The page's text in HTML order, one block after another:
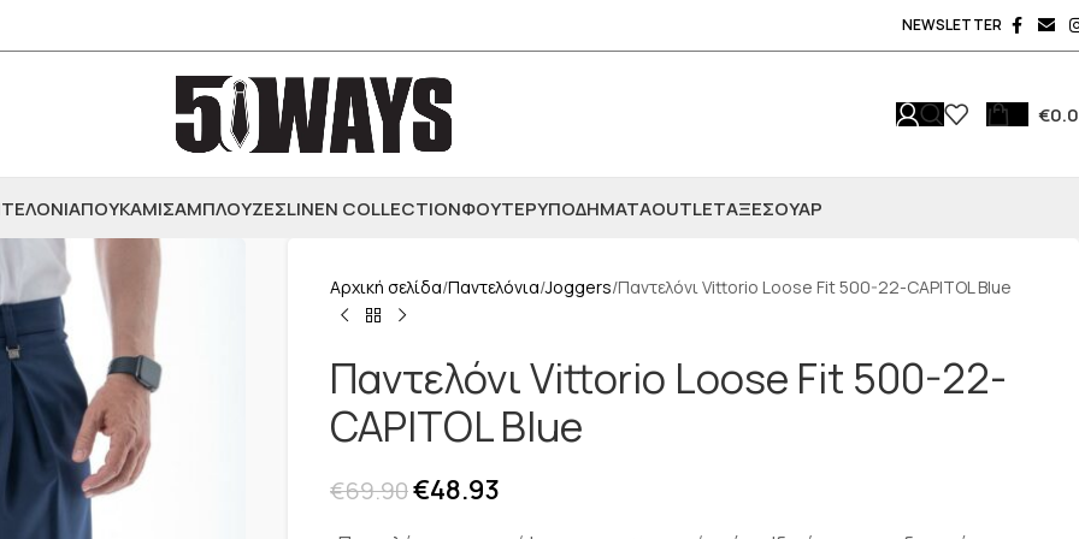
NEWSLETTER
€
ΠΟΥΚΑΜΙΣΑΜΠΛΟΥΖΕΣLINEN COLLECTIONΦΟΥΤΕΡΥΠΟΔΗΜΑΤΑOUTLETΑΞΕΣΟΥΆΡ
Αρχική σελίδα Παντελόνια Joggers Παντελόνι Vittorio Loose Fit 500-22-CAPITOL Blue
Παντελόνι Vittorio Loose Fit 500-22-
CAPITOL Blue
€69.90€48.93